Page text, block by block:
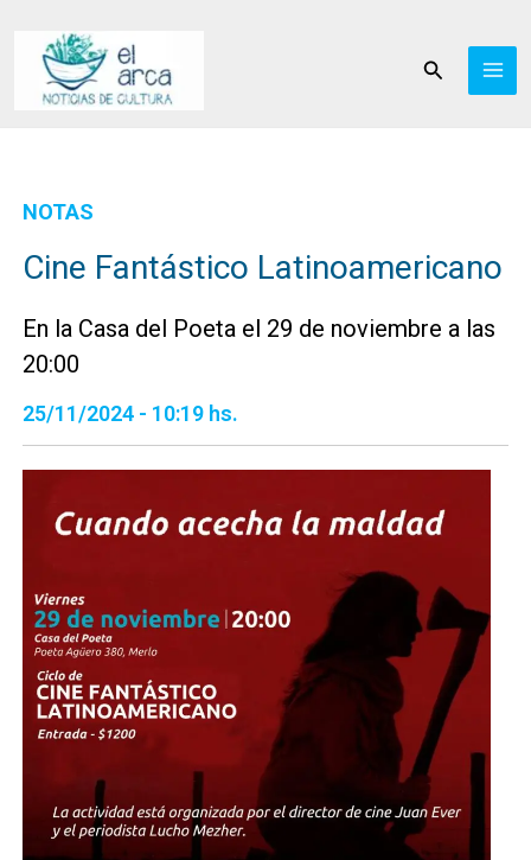
contenido
Buscar
NOTAS
Cine Fantástico Latinoamericano
En la Casa del Poeta el 29 de noviembre a las
20:00
25/11/2024 - 10:19 hs.